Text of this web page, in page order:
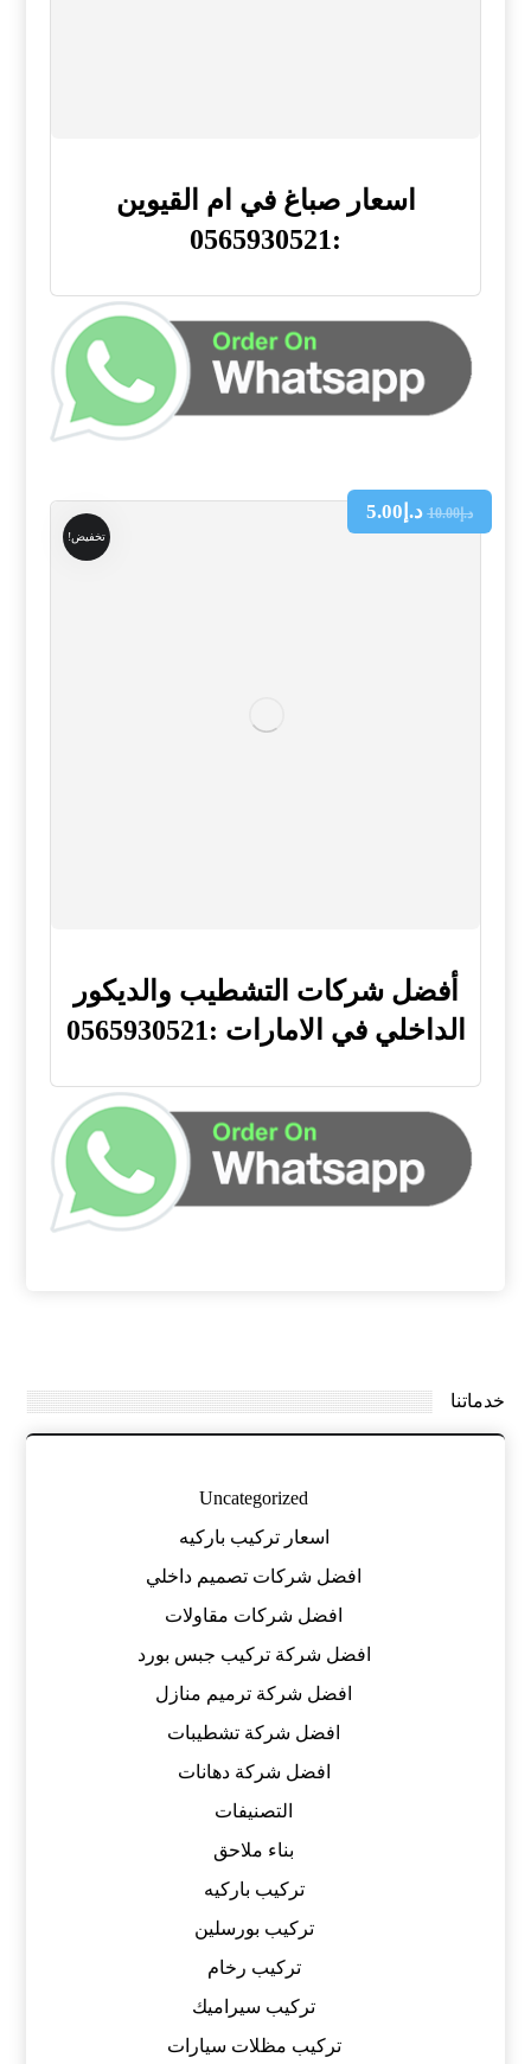
اسعار صباغ في ام القيوين
:0565930521
تخفيض!
أفضل شركات التشطيب والديكور
الداخلي في الامارات :0565930521
د.إ10.00 د.إ 5.00
خدماتنا
Uncategorized
اسعار تركيب باركيه
افضل شركات تصميم داخلي
افضل شركات مقاولات
افضل شركة تركيب جبس بورد
افضل شركة ترميم منازل
افضل شركة تشطيبات
افضل شركة دهانات
التصنيفات
بناء ملاحق
تركيب باركيه
تركيب بورسلين
تركيب رخام
تركيب سيراميك
تركيب مظلات سيارات